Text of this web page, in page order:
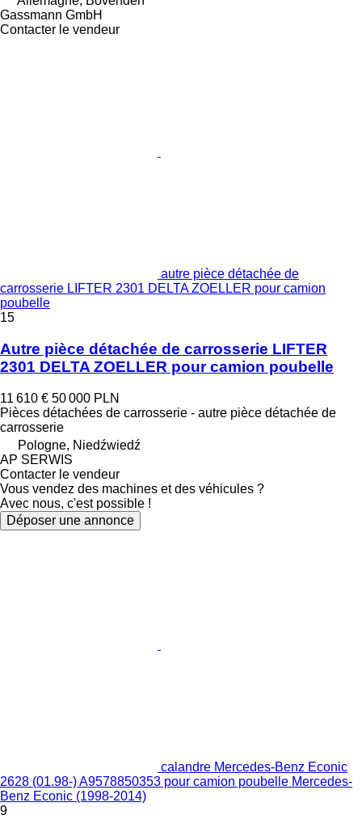
Gassmann GmbH
Contacter le vendeur
autre pièce détachée de
carrosserie LIFTER 2301 DELTA ZOELLER pour camion
poubelle
15
Autre pièce détachée de carrosserie LIFTER
2301 DELTA ZOELLER pour camion poubelle
11 610 € 50 000 PLN
Pièces détachées de carrosserie - autre pièce détachée de
carrosserie
Pologne, Niedźwiedź
AP SERWIS
Contacter le vendeur
Vous vendez des machines et des véhicules ?
Avec nous, c'est possible !
Déposer une annonce
calandre Mercedes-Benz Econic
2628 (01.98-) A9578850353 pour camion poubelle Mercedes-
Benz Econic (1998-2014)
9